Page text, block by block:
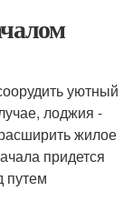
уютный
лоджия -
жилое
придется
путем